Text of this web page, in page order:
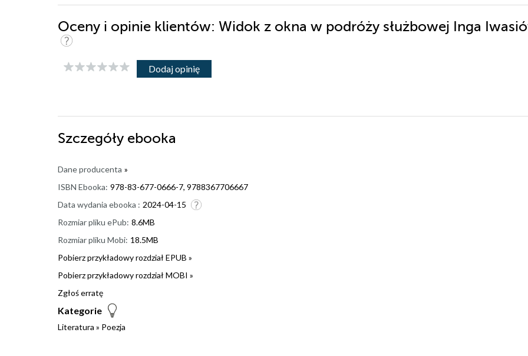
Oceny i opinie klientów: Widok z okna w podróży służbowej Inga
Dodaj opinię
Szczegóły ebooka
Dane producenta »
ISBN Ebooka: 978-83-677-0666-7, 9788367706667
Data wydania ebooka : 2024-04-15
Rozmiar pliku ePub: 8.6MB
Rozmiar pliku Mobi: 18.5MB
Pobierz przykładowy rozdział EPUB »
Pobierz przykładowy rozdział MOBI »
Zgłoś erratę
Kategorie
Literatura » Poezja